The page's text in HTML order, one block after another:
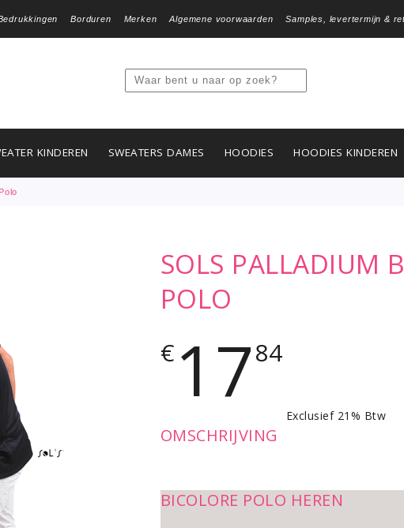
Borduren Merken Algemene voorwaarden Samples, levertermijn &
KINDEREN SWEATERS DAMES HOODIES HOODIES KINDEREN
SOLS PALLADIUM
POLO
€ 1784
Exclusief 21% Btw
OMSCHRIJVING
BICOLORE POLO HEREN